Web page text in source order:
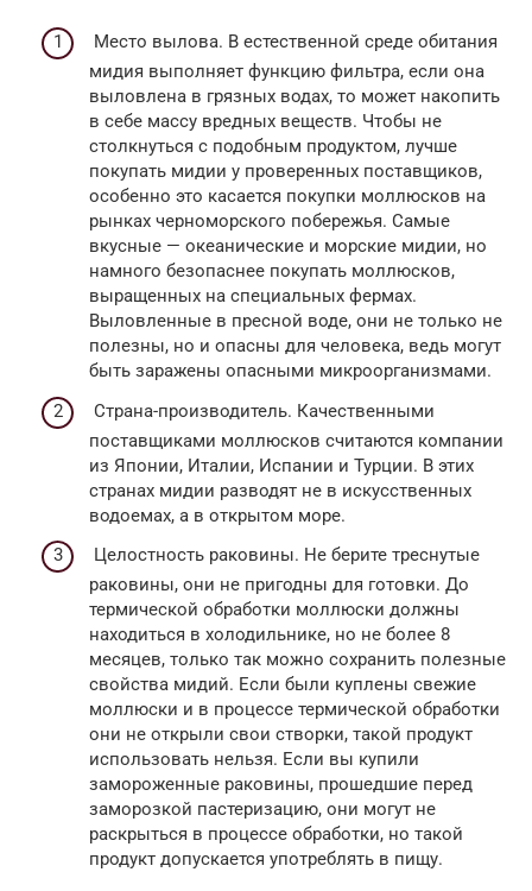
Место вылова. В естественной среде обитания
мидия выполняет функцию фильтра, если она
выловлена в грязных водах, то может накопить
в себе массу вредных веществ. Чтобы не
столкнуться с подобным продуктом, лучше
покупать мидии у проверенных поставщиков,
особенно это касается покупки моллюсков на
рынках черноморского побережья. Самые
вкусные — океанические и морские мидии, но
намного безопаснее покупать моллюсков,
выращенных на специальных фермах.
Выловленные в пресной воде, они не только не
полезны, но и опасны для человека, ведь могут
быть заражены опасными микроорганизмами.
Страна-производитель. Качественными
поставщиками моллюсков считаются компании
из Японии, Италии, Испании и Турции. В этих
странах мидии разводят не в искусственных
водоемах, а в открытом море.
Целостность раковины. Не берите треснутые
раковины, они не пригодны для готовки. До
термической обработки моллюски должны
находиться в холодильнике, но не более 8
месяцев, только так можно сохранить полезные
свойства мидий. Если были куплены свежие
моллюски и в процессе термической обработки
они не открыли свои створки, такой продукт
использовать нельзя. Если вы купили
замороженные раковины, прошедшие перед
заморозкой пастеризацию, они могут не
раскрыться в процессе обработки, но такой
продукт допускается употреблять в пищу.